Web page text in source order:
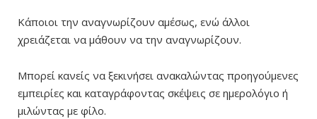
Κάποιοι την αναγνωρίζουν αμέσως, ενώ άλλοι
χρειάζεται να μάθουν να την αναγνωρίζουν.
Μπορεί κανείς να ξεκινήσει ανακαλώντας προηγούμενες
εμπειρίες και καταγράφοντας σκέψεις σε ημερολόγιο ή
μιλώντας με φίλο.